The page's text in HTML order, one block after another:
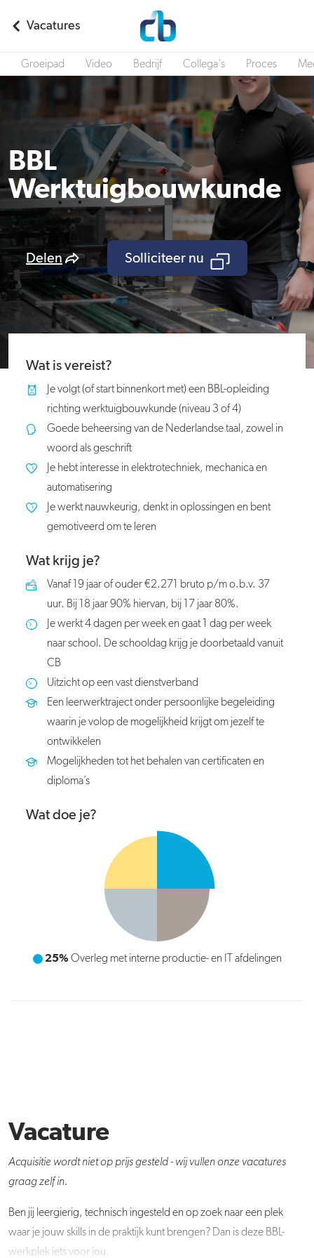
Vacatures
Groeipad Video Bedrijf Collega's Proces
BBL
Werktuigbouwkunde
Delen Solliciteer nu
Wat is vereist?
Je volgt (of start binnenkort met) een BBL-opleiding
richting werktuigbouwkunde (niveau 3 of 4)
Goede beheersing van de Nederlandse taal, zowel in
woord als geschrift
Je hebt interesse in elektrotechniek, mechanica en
automatisering
Je werkt nauwkeurig, denkt in oplossingen en bent
gemotiveerd om te leren
Wat krijg je?
Vanaf 19 jaar of ouder €2.271 bruto p/m o.b.v. 37
uur. Bij 18 jaar 90% hiervan, bij 17 jaar 80%.
Je werkt 4 dagen per week en gaat 1 dag per week
naar school. De schooldag krijg je doorbetaald vanuit
CB
Uitzicht op een vast dienstverband
Een leerwerktraject onder persoonlijke begeleiding
waarin je volop de mogelijkheid krijgt om jezelf te
ontwikkelen
Mogelijkheden tot het behalen van certificaten en
diploma’s
Wat doe je?
25% Overleg met interne productie- en IT afdelingen
25%Onder begeleiding productieapparatuur
Vacature
Acquisitie wordt niet op prijs gesteld - wij vullen onze vacatures
graag zelf in.
Ben jij leergierig, technisch ingesteld en op zoek naar een plek
waar je jouw skills in de praktijk kunt brengen? Dan is deze BBL-
werkplek iets voor jou.